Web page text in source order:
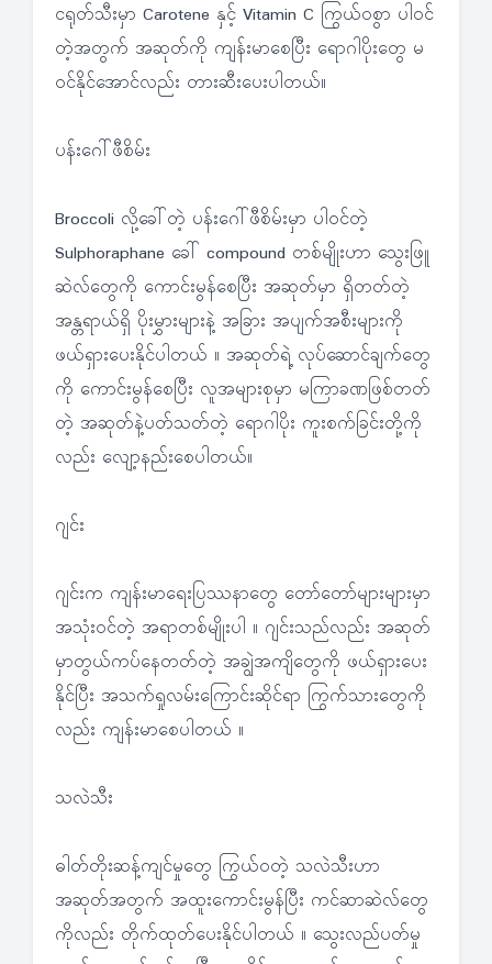
ငရုတ်သီးမှာ Carotene နှင့် Vitamin C ကြွယ်ဝစွာ ပါဝင်
တဲ့အတွက် အဆုတ်ကို ကျန်းမာစေပြီး ရောဂါပိုးတွေ မ
ဝင်နိုင်အောင်လည်း တားဆီးပေးပါတယ်။
ပန်းဂေါ်ဖီစိမ်း
Broccoli လို့ခေါ်တဲ့ ပန်းဂေါ်ဖီစိမ်းမှာ ပါဝင်တဲ့
Sulphoraphane ခေါ် compound တစ်မျိုးဟာ သွေးဖြူ
ဆဲလ်တွေကို ကောင်းမွန်စေပြီး အဆုတ်မှာ ရှိတတ်တဲ့
အန္တရာယ်ရှိ ပိုးမွှားများနဲ့ အခြား အပျက်အစီးများကို
ဖယ်ရှားပေးနိုင်ပါတယ် ။ အဆုတ်ရဲ့ လုပ်ဆောင်ချက်တွေ
ကို ကောင်းမွန်စေပြီး လူအများစုမှာ မကြာခဏဖြစ်တတ်
တဲ့ အဆုတ်နဲ့ပတ်သတ်တဲ့ ရောဂါပိုး ကူးစက်ခြင်းတို့ကို
လည်း လျော့နည်းစေပါတယ်။
ဂျင်း
ဂျင်းက ကျန်းမာရေးပြဿနာတွေ တော်တော်များများမှာ
အသုံးဝင်တဲ့ အရာတစ်မျိုးပါ ။ ဂျင်းသည်လည်း အဆုတ်
မှာတွယ်ကပ်နေတတ်တဲ့ အချွဲအကျိတွေကို ဖယ်ရှားပေး
နိုင်ပြီး အသက်ရှုလမ်းကြောင်းဆိုင်ရာ ကြွက်သားတွေကို
လည်း ကျန်းမာစေပါတယ် ။
သလဲသီး
ဓါတ်တိုးဆန့်ကျင်မှုတွေ ကြွယ်ဝတဲ့ သလဲသီးဟာ
အဆုတ်အတွက် အထူးကောင်းမွန်ပြီး ကင်ဆာဆဲလ်တွေ
ကိုလည်း တိုက်ထုတ်ပေးနိုင်ပါတယ် ။ သွေးလည်ပတ်မှု